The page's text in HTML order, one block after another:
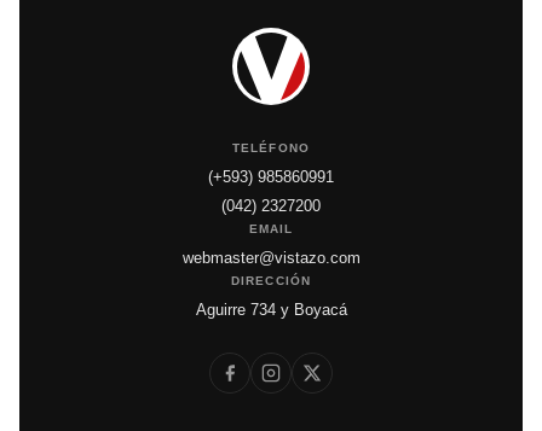
TELÉFONO
(+593) 985860991
(042) 2327200
EMAIL
webmaster@vistazo.com
DIRECCIÓN
Aguirre 734 y Boyacá